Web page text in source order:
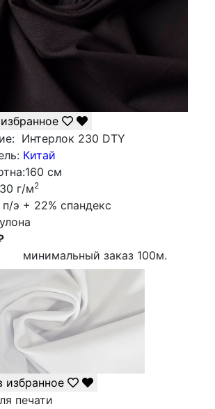
Интерлок 230 DTY
Китай
160 см
г/м2
п/э + 22% спандекс
минимальный заказ 100м.
избранное
печати